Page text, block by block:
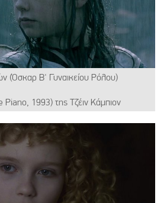
(Όσκαρ Β' Γυναικείου Ρόλου)
1993) της Τζέιν Κάμπιον